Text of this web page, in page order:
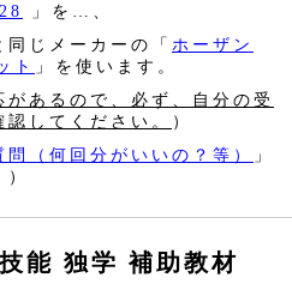
」を…、
じメーカーの「 ホーザン
ト
」を使います。
あるので、必ず、自分の受
してください。
）
（何回分がいいの？等）
」
能 独学 補助教材